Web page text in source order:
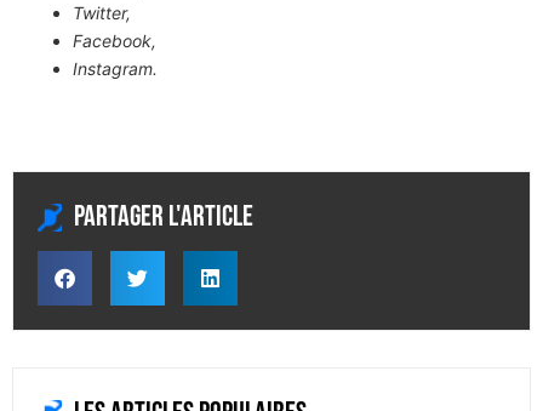
Twitter,
Facebook,
Instagram.
Partager l'article